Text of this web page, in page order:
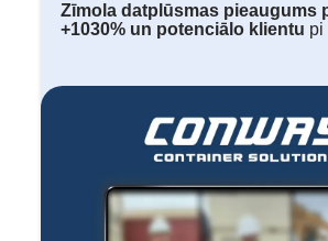
Zīmola datplūsmas pieaugums
+1030% un potenciālo klientu pi